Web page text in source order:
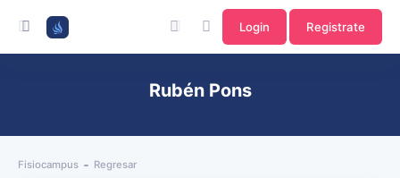
Login Registrate
Rubén Pons
Fisiocampus Regresar